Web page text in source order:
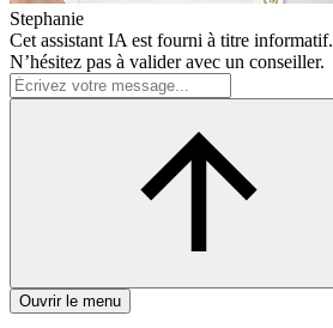
Stephanie
Cet assistant IA est fourni à titre informatif.
N’hésitez pas à valider avec un conseiller.
Ouvrir le menu